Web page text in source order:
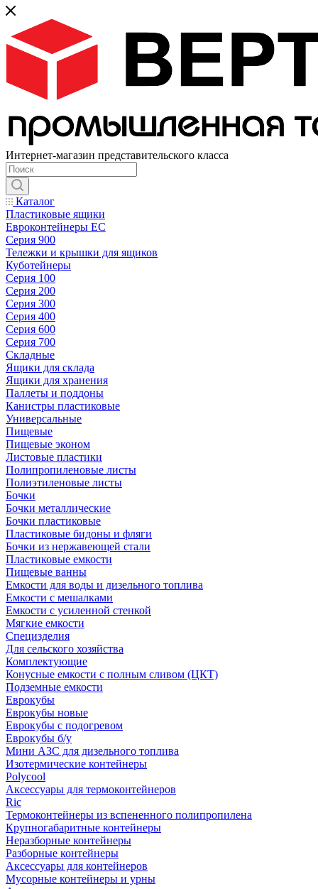
Интернет-магазин представительского класса
Каталог
Пластиковые ящики
Евроконтейнеры ЕС
Серия 900
Тележки и крышки для ящиков
Куботейнеры
Серия 100
Серия 200
Серия 300
Серия 400
Серия 600
Серия 700
Складные
Ящики для склада
Ящики для хранения
Паллеты и поддоны
Канистры пластиковые
Универсальные
Пищевые
Пищевые эконом
Листовые пластики
Полипропиленовые листы
Полиэтиленовые листы
Бочки
Бочки металлические
Бочки пластиковые
Пластиковые бидоны и фляги
Бочки из нержавеющей стали
Пластиковые емкости
Пищевые ванны
Емкости для воды и дизельного топлива
Емкости с мешалками
Емкости с усиленной стенкой
Мягкие емкости
Специзделия
Для сельского хозяйства
Комплектующие
Конусные емкости с полным сливом (ЦКТ)
Подземные емкости
Еврокубы
Еврокубы новые
Еврокубы с подогревом
Еврокубы б/у
Мини АЗС для дизельного топлива
Изотермические контейнеры
Polycool
Аксессуары для термоконтейнеров
Ric
Термоконтейнеры из вспененного полипропилена
Крупногабаритные контейнеры
Неразборные контейнеры
Разборные контейнеры
Аксессуары для контейнеров
Мусорные контейнеры и урны